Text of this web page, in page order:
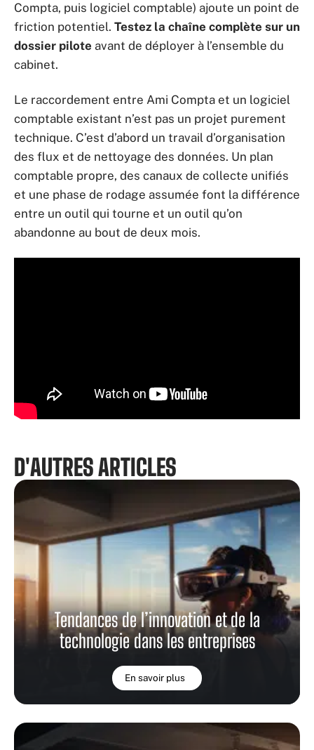
Compta, puis logiciel comptable) ajoute un point de
friction potentiel. Testez la chaîne complète sur un
dossier pilote avant de déployer à l’ensemble du
cabinet.
Le raccordement entre Ami Compta et un logiciel
comptable existant n’est pas un projet purement
technique. C’est d’abord un travail d’organisation
des flux et de nettoyage des données. Un plan
comptable propre, des canaux de collecte unifiés
et une phase de rodage assumée font la différence
entre un outil qui tourne et un outil qu’on
abandonne au bout de deux mois.
D'AUTRES ARTICLES
Tendances de l’innovation et de la
technologie dans les entreprises
En savoir plus